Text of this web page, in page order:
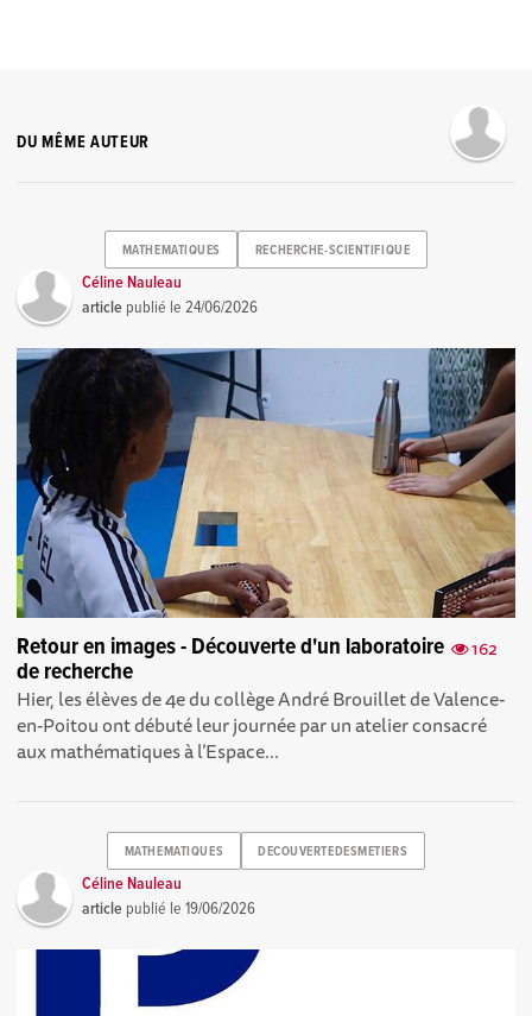
DU MÊME AUTEUR
MATHEMATIQUES RECHERCHE-SCIENTIFIQUE
Céline Nauleau
article publié le24/06/2026
162
Retour en images - Découverte d'un laboratoire
de recherche
Hier, les élèves de 4e du collège André Brouillet de Valence-
en-Poitou ont débuté leur journée par un atelier consacré
aux mathématiques à l’Espace...
MATHEMATIQUES DECOUVERTEDESMETIERS
Céline Nauleau
article publié le19/06/2026